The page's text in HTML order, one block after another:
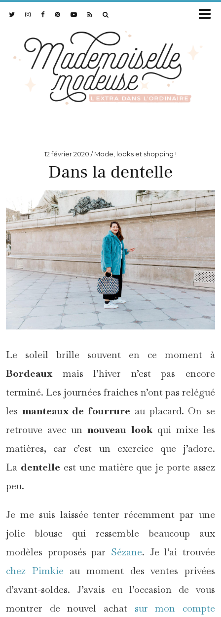
12 février 2020 Mode, looks et shopping !
Dans la dentelle
Le soleil brille souvent en ce moment à
Bordeauxmais l’hiver n’est pas encore
terminé. Les journées fraiches n’ont pas relégué
les manteaux de fourrure au placard. On se
retrouve avec unnouveau lookqui mixe les
matières, car c’est un exercice que j’adore.
La dentelle est une matière que je porte assez
peu.
Je me suis laissée tenter récemment par une
jolie blouse qui ressemble beaucoup aux
modèles proposés par Sézane. Je l’ai trouvée
chez Pimkie au moment des ventes privées
d’avant-soldes. J’avais eu l’occasion de vous
montrer de nouvel achat sur mon compte